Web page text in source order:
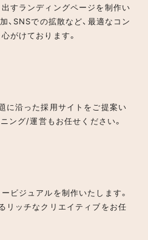
すランディングページを制作い
、SNSでの拡散など、最適なコン
がけております。
に沿った採用サイトをご提案い
ング/運営もお任せください。
ビジュアルを制作いたします。
リッチなクリエイティブをお任